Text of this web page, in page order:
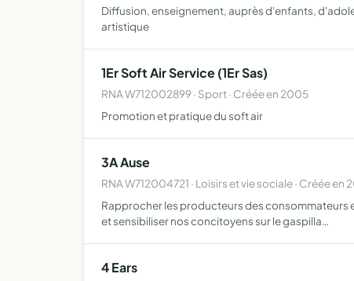
Diffusion, enseignement, auprès d'enfants,
artistique
1Er Soft Air Service (1Er Sas)
RNA W712002899 · Sport · Créée en 2005
Promotion et pratique du soft air
3A Ause
RNA W712004721 · Loisirs et vie sociale · Créée en
Rapprocher les producteurs des consommateurs
et sensibiliser nos concitoyens sur le gaspilla…
4 Ears